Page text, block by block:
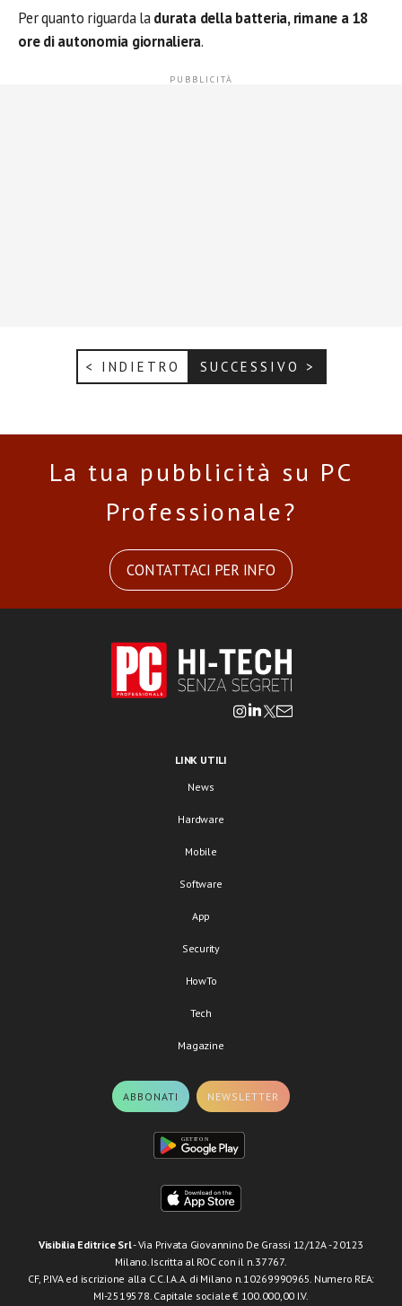
Per quanto riguarda ladurata della batteria, rimane a 18
ore di autonomia giornaliera.
< INDIETRO SUCCESSIVO >
La tua pubblicità su PC
Professionale?
CONTATTACI PER INFO
LINK UTILI
News
Hardware
Mobile
Software
App
Security
HowTo
Tech
Magazine
ABBONATI NEWSLETTER
Visibilia Editrice Srl- Via Privata Giovannino De Grassi 12/12A - 20123
Milano. Iscritta al ROC con il n.37767.
CF, P.IVA ed iscrizione alla C.C.I.A.A. di Milano n.10269990965. Numero REA:
MI-2519578. Capitale sociale € 100.000,00 I.V.